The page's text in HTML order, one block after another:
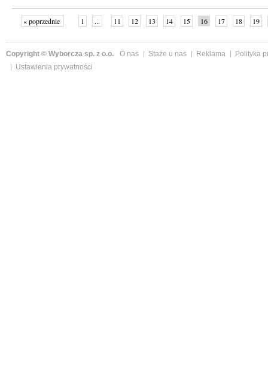
« poprzednie 1 ... 11 12 13 14 15 16 17 18
19
Copyright © Wyborcza sp. z o.o. O nas Staże u nas Reklama
Polityka
Ustawienia prywatności